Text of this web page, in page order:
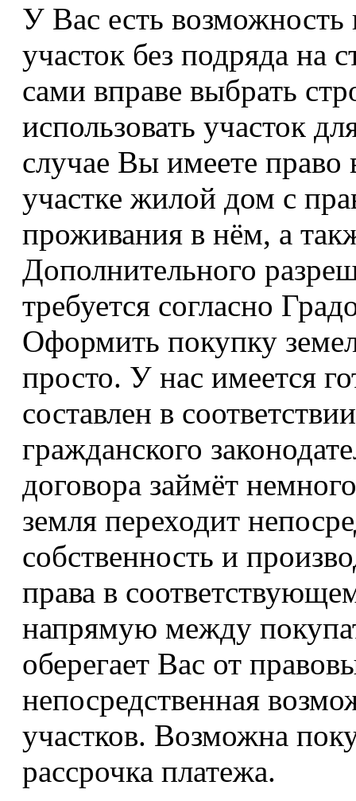
У Вас есть
участок без подряда на
сами вправе выбрать
использовать участок
случае Вы имеете право
участке жилой дом с
проживания в нём, а
Дополнительного
требуется согласно
Оформить покупку
просто. У нас имеется
составлен в
гражданского
договора займёт
земля переходит
собственность и
права в
напрямую между
оберегает Вас от
непосредственная
участков. Возможна
рассрочка платежа.